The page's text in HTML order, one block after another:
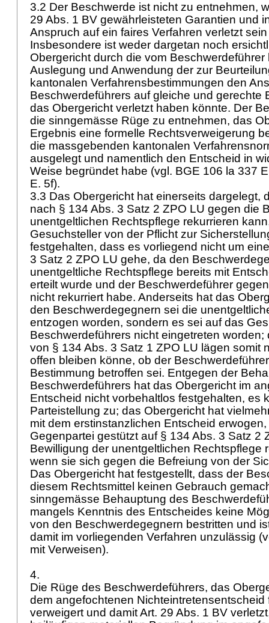
3.2 Der Beschwerde ist nicht zu entnehmen,
29 Abs. 1 BV gewährleisteten Garantien und
Anspruch auf ein faires Verfahren verletzt
Insbesondere ist weder dargetan noch
Obergericht durch die vom
Auslegung und Anwendung der zur
kantonalen Verfahrensbestimmungen den
Beschwerdeführers auf gleiche und gerechte
das Obergericht verletzt haben könnte. Der
die sinngemässe Rüge zu entnehmen, das
Ergebnis eine formelle Rechtsverweigerung
die massgebenden kantonalen
ausgelegt und namentlich den Entscheid in
Weise begründet habe (vgl. BGE 106 la 337
E. 5f).
3.3 Das Obergericht hat einerseits dargelegt,
nach § 134 Abs. 3 Satz 2 ZPO LU gegen die
unentgeltlichen Rechtspflege rekurrieren
Gesuchsteller von der Pflicht zur
festgehalten, dass es vorliegend nicht um
3 Satz 2 ZPO LU gehe, da den
unentgeltliche Rechtspflege bereits mit
erteilt wurde und der Beschwerdeführer
nicht rekurriert habe. Anderseits hat das
den Beschwerdegegnern sei die
entzogen worden, sondern es sei auf das
Beschwerdeführers nicht eingetreten
von § 134 Abs. 3 Satz 1 ZPO LU lägen somit
offen bleiben könne, ob der
Bestimmung betroffen sei. Entgegen der
Beschwerdeführers hat das Obergericht im
Entscheid nicht vorbehaltlos festgehalten, es
Parteistellung zu; das Obergericht hat
mit dem erstinstanzlichen Entscheid
Gegenpartei gestützt auf § 134 Abs. 3 Satz 2
Bewilligung der unentgeltlichen Rechtspflege
wenn sie sich gegen die Befreiung von der
Das Obergericht hat festgestellt, dass der
diesem Rechtsmittel keinen Gebrauch
sinngemässe Behauptung des
mangels Kenntnis des Entscheides keine
von den Beschwerdegegnern bestritten und
damit im vorliegenden Verfahren unzulässig
mit Verweisen).
4.
Die Rüge des Beschwerdeführers, das
dem angefochtenen Nichteintretensentscheid
verweigert und damitArt. 29 Abs. 1 BV